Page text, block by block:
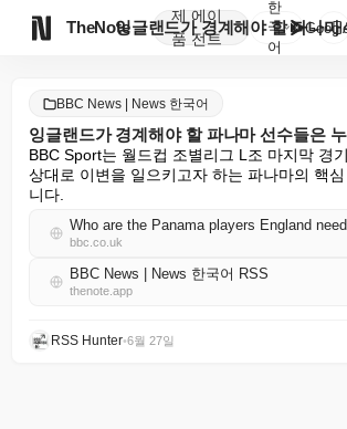
TheNote
제
품
에이
전트
한
국
어

BBC News | News 한국어
잉글랜드가 경계해야 할 파나마 선수들은
BBC Sport는 월드컵 조별리그 L조 마지막 경
상대로 이변을 일으키고자 하는 파나마의 핵
니다.
bbc.co.uk
BBC News | News 한국어 RSS
thenote.app
RSS Hunter•6월 27일